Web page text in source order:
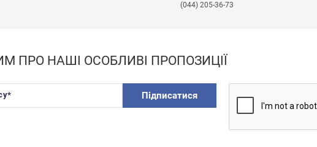
(044) 205-36-73
ПРО НАШІ ОСОБЛИВІ ПРОПОЗИЦІЇ
* Підписатися